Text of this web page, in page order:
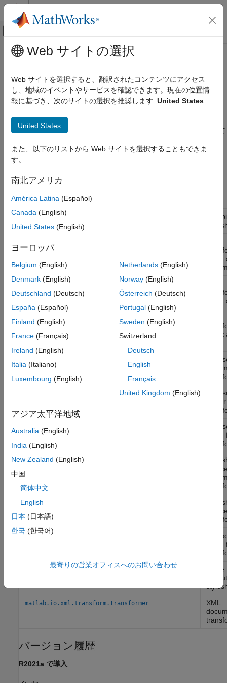
コンテンツへスキップ
オフキャンバス ナビゲーション メ
ドキュメンテーションのホーム
データのインポートと解析
データのインポートとエクスポート
構造化データと XML ドキュメント
項目一覧
クラス
メインコンテンツ
matlab.io.xml.transform の名前空間
XML ドキュメントを変換するクラス
matlab.io.xml.transform
パッケージは、XSLT 1.0 標準に従って
ラスで構成されます。たとえば、これらのクラスを使用して、
DocBook XML ドキュメントを HTML ドキュメントに変換しま
クラス
matlab.io.xml.transform.CompiledStylesheet
result
matlab.io.xml.transform.ResultFile
matlab.io.xml.transform.ResultString
result
string
XML
matlab.io.xml.transform.SourceFile
XML
file for
matlab.io.xml.transform.SourceString
XML
string
matlab.io.xml.transform.StylesheetSourceDocument
matlab.io.xml.transform.StylesheetSourceFile
matlab.io.xml.transform.StylesheetSourceString
XSL
string
matlab.io.xml.transform.Tracer
Trace
matlab.io.xml.transform.Transformer
XML
バージョン履歴
R2021a で導入
Web サイトの選択
Web サイトを選択すると、翻訳されたコンテンツにアクセス
し、地域のイベントやサービスを確認できます。現在の位置情
報に基づき、次のサイトの選択を推奨します: United States
United States
また、以下のリストから Web サイトを選択することもできま
す。
南北アメリカ
América Latina (Español)
Canada (English)
United States (English)
ヨーロッパ
Belgium (English)
Denmark (English)
Deutschland (Deutsch)
España (Español)
Finland (English)
France (Français)
Ireland (English)
Italia (Italiano)
Luxembourg (English)
Netherlands(English)
Norway(English)
Österreich (Deutsch)
Portugal(English)
Sweden (English)
Switzerland
Deutsch
English
Français
United Kingdom (English)
アジア太平洋地域
Australia (English)
India (English)
New Zealand (English)
中国
简体中文
English
日本 (日本語)
한국 (한국어)
最寄りの営業オフィスへのお問い合わせ